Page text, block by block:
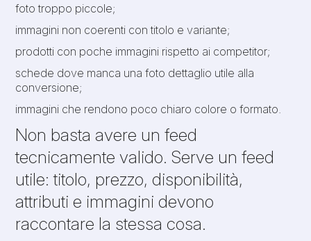
foto troppo piccole;
immagini non coerenti con titolo e variante;
prodotti con poche immagini rispetto ai competitor;
schede dove manca una foto dettaglio utile alla
conversione;
immagini che rendono poco chiaro colore o formato.
Non basta avere un feed
tecnicamente valido. Serve un feed
utile: titolo, prezzo, disponibilità,
attributi e immagini devono
raccontare la stessa cosa.